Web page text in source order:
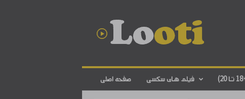
صفحه اصلی فیلم های سکسی